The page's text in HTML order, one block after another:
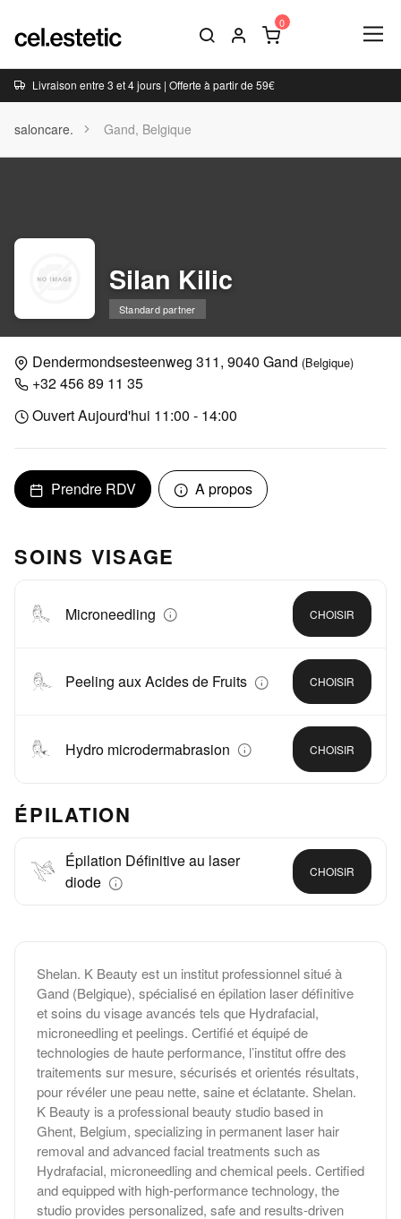
Livraison entre 3 et 4 jours | Offerte à partir de 59€
saloncare. Gand, Belgique
Silan Kilic
Standard partner
Dendermondsesteenweg 311, 9040 Gand (Belgique)
‪+32 456 89 11 35‬
Ouvert Aujourd'hui 11:00 - 14:00
Prendre RDV A propos
SOINS VISAGE
Microneedling CHOISIR
Peeling aux Acides de Fruits CHOISIR
Hydro microdermabrasion CHOISIR
ÉPILATION
Épilation Définitive au laser
diode
CHOISIR
Shelan. K Beauty est un institut professionnel situé à
Gand (Belgique), spécialisé en épilation laser définitive
et soins du visage avancés tels que Hydrafacial,
microneedling et peelings. Certifié et équipé de
technologies de haute performance, l’institut offre des
traitements sur mesure, sécurisés et orientés résultats,
pour révéler une peau nette, saine et éclatante. Shelan.
K Beauty is a professional beauty studio based in
Ghent, Belgium, specializing in permanent laser hair
removal and advanced facial treatments such as
Hydrafacial, microneedling and chemical peels. Certified
and equipped with high-performance technology, the
studio provides personalized, safe and results-driven